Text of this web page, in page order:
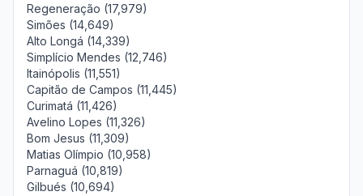
Regeneração (17,979)
Simões (14,649)
Alto Longá (14,339)
Simplício Mendes (12,746)
Itainópolis (11,551)
Capitão de Campos (11,445)
Curimatá (11,426)
Avelino Lopes (11,326)
Bom Jesus (11,309)
Matias Olímpio (10,958)
Parnaguá (10,819)
Gilbués (10,694)